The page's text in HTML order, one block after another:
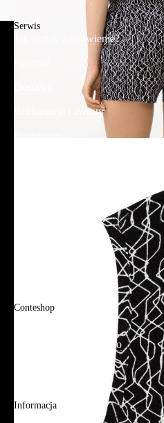
Serwis
Jak złożyć zamówienie?
Reklamacje i zwroty
Conteshop
Adres sklepu firmowego
Informacja